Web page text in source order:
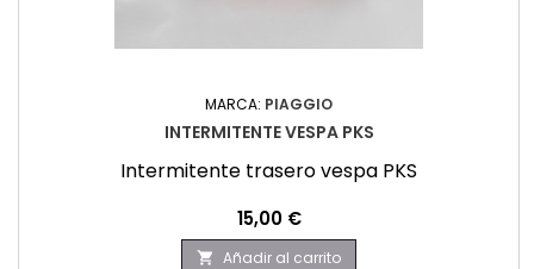
MARCA: PIAGGIO
INTERMITENTE VESPA PKS
Intermitente trasero vespa PKS
Precio
15,00 €
 Añadir al carrito